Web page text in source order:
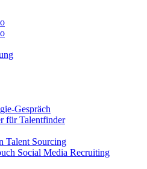
Gespräch
für Talentfinder
Talent Sourcing
Social Media Recruiting